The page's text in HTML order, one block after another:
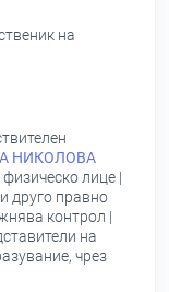
на
НИКОЛОВА
лице |
друго правно
контрол |
на
чрез